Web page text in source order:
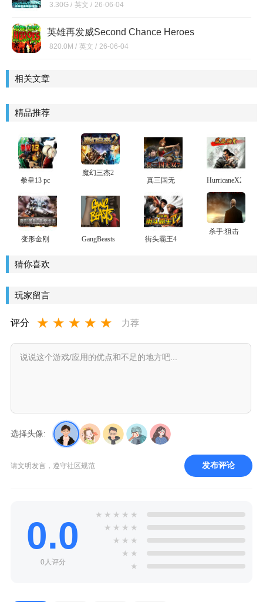
3.30G / 英文 / 26-06-04
英雄再发威Second Chance Heroes
820.0M / 英文 / 26-06-04
相关文章
精品推荐
拳皇13 pc
载_拳皇13
可选BOSS
版
魔幻三杰2
载
真三国无
版下载
HurricaneX2
下载
变形金刚
3D游戏下
GangBeasts
街头霸王4
杀手:狙击
猜你喜欢
玩家留言
评分 ★ ★ ★ ★ ★ 力荐
选择头像:
请文明发言，遵守社区规范 发布评论
0.0
0人评分
★ ★ ★ ★ ★
★ ★ ★ ★
★ ★ ★
★ ★
★